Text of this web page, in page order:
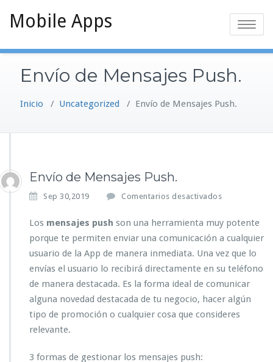
Mobile Apps Alternar
Envío de Mensajes Push.
Inicio / Uncategorized / Envío de Mensajes Push.
Envío de Mensajes Push.
Sep 30,2019 Comentarios desactivados
E
n
v
í
o
d
M
e
Los mensajes push son una herramienta muy potente
porque te permiten enviar una comunicación a cualquier
usuario de la App de manera inmediata. Una vez que lo
envías el usuario lo recibirá directamente en su teléfono
de manera destacada. Es la forma ideal de comunicar
alguna novedad destacada de tu negocio, hacer algún
tipo de promoción o cualquier cosa que consideres
relevante.
3 formas de gestionar los mensajes push: